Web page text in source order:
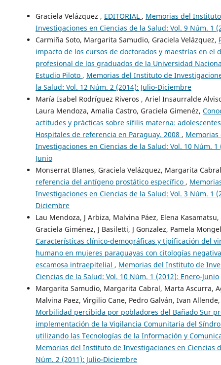
Graciela Velázquez , EDITORIAL , Memorias del
Investigaciones en Ciencias de la Salud: Vol. 9 Núm. 1
Carmiña Soto, Margarita Samudio, Graciela Velázquez,
impacto de los cursos de doctorados y maestrías en el
profesional de los graduados de la Universidad
Estudio Piloto , Memorias del Instituto de
la Salud: Vol. 12 Núm. 2 (2014): Julio-Diciembre
María Isabel Rodríguez Riveros , Ariel Insaurralde
Laura Mendoza, Amalia Castro, Graciela Gimenéz,
actitudes y prácticas sobre sífilis materna:
Hospitales de referencia en Paraguay. 2008 ,
Investigaciones en Ciencias de la Salud: Vol. 10 Núm. 1
Junio
Monserrat Blanes, Graciela Velázquez, Margarita
referencia del antígeno prostático específico ,
Investigaciones en Ciencias de la Salud: Vol. 3 Núm. 1
Diciembre
Lau Mendoza, J Arbiza, Malvina Páez, Elena
Graciela Giménez, J Basiletti, J Gonzalez, Pamela
Características clínico-demográficas y tipificación del
humano en mujeres paraguayas con citologías
escamosa intraepitelial , Memorias del Instituto de
Ciencias de la Salud: Vol. 10 Núm. 1 (2012): Enero-Junio
Margarita Samudio, Margarita Cabral, Marta Ascurra,
Malvina Paez, Virgilio Cane, Pedro Galván, Ivan
Morbilidad percibida por pobladores del Bañado Sur
implementación de la Vigilancia Comunitaria del
utilizando las Tecnologías de la Información y
Memorias del Instituto de Investigaciones en Ciencias
Núm. 2 (2011): Julio-Diciembre